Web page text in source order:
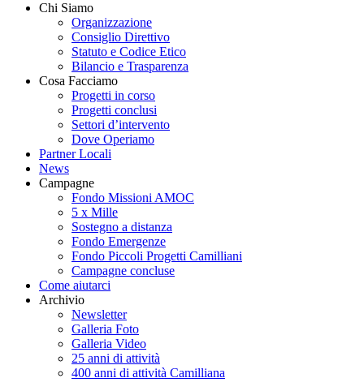
Chi Siamo
Organizzazione
Consiglio Direttivo
Statuto e Codice Etico
Bilancio e Trasparenza
Cosa Facciamo
Progetti in corso
Progetti conclusi
Settori d’intervento
Dove Operiamo
Partner Locali
News
Campagne
Fondo Missioni AMOC
5 x Mille
Sostegno a distanza
Fondo Emergenze
Fondo Piccoli Progetti Camilliani
Campagne concluse
Come aiutarci
Archivio
Newsletter
Galleria Foto
Galleria Video
25 anni di attività
400 anni di attività Camilliana